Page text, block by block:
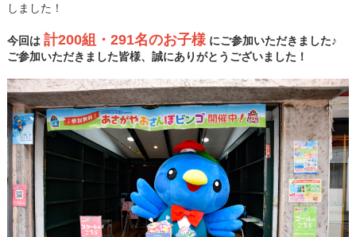
しました！
今回は 計200組・291名のお子様 にご参加いただきました♪
ご参加いただきました皆様、誠にありがとうございました！